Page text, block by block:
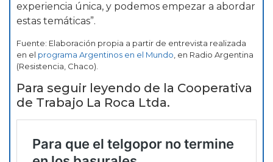
experiencia única, y podemos empezar a abordar
estas temáticas”.
Fuente: Elaboración propia a partir de entrevista realizada
en el programa Argentinos en el Mundo , en Radio Argentina
(Resistencia, Chaco).
Para seguir leyendo de la Cooperativa
de Trabajo La Roca Ltda.